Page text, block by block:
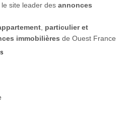
site leader des annonces
particulier et
immobilières de Ouest France